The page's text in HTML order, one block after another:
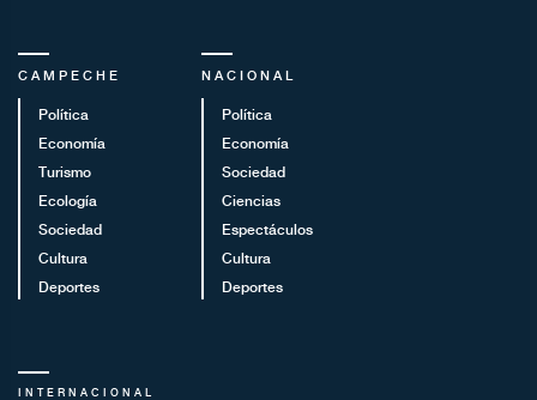
CAMPECHE
Política
Economía
Turismo
Ecología
Sociedad
Cultura
Deportes
NACIONAL
Política
Economía
Sociedad
Ciencias
Espectáculos
Cultura
Deportes
INTERNACIONAL